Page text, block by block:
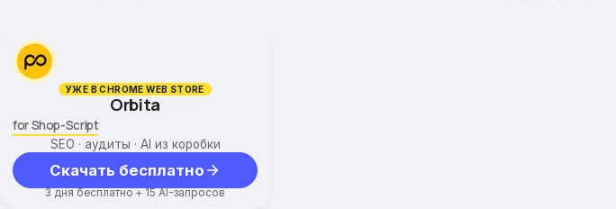
УЖЕ В CHROME WEB STORE
Orbita
for Shop-Script
SEO · аудиты · AI из коробки
Скачать бесплатно
3 дня бесплатно + 15 AI-запросов